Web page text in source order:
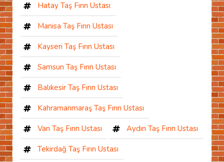
Hatay Taş Fırın Ustası
Manisa Taş Fırın Ustası
Kayseri Taş Fırın Ustası
Samsun Taş Fırın Ustası
Balıkesir Taş Fırın Ustası
Kahramanmaraş Taş Fırın Ustası
Van Taş Fırın Ustası Aydın Taş Fırın Ustası
Tekirdağ Taş Fırın Ustası